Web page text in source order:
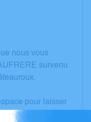
nous vous
survenu
pour laisser
souvenirs,